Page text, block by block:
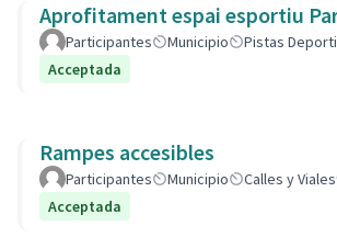
Aprofitament espai esportiu
Participantes Municipio Pistas
Acceptada
Rampes accesibles
Participantes Municipio Calles y Viales
Acceptada